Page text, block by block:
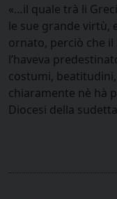
«…il quale trà li
le sue grande virtù,
ornato, perciò che
l’haveva
costumi,
chiaramente nè hà
Diocesi della